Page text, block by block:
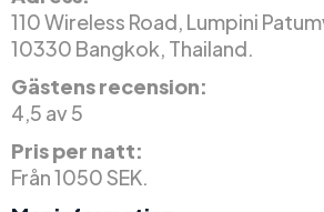
110 Wireless Road, Lumpini
10330 Bangkok, Thailand.
Gästens recension:
4,5 av 5
Pris per natt:
Från 1050 SEK.